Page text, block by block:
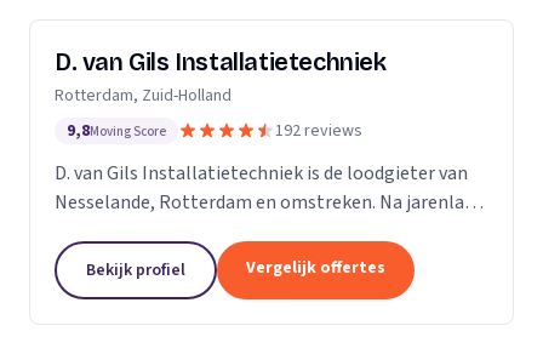
D. van Gils Installatietechniek
Rotterdam, Zuid-Holland
9,8Moving Score 192 reviews
D. van Gils Installatietechniek is de loodgieter van
Nesselande, Rotterdam en omstreken. Na jarenlang
wilde en besloot daarom D. van Gils...
Bekijk profiel Vergelijk offertes